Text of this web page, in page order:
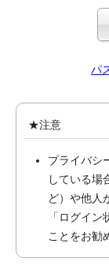
パ
★注意
プライバシ
している場
ど）や他人
「ログイ
ことをお勧